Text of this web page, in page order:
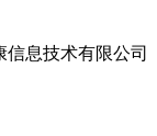
息技术有限公司